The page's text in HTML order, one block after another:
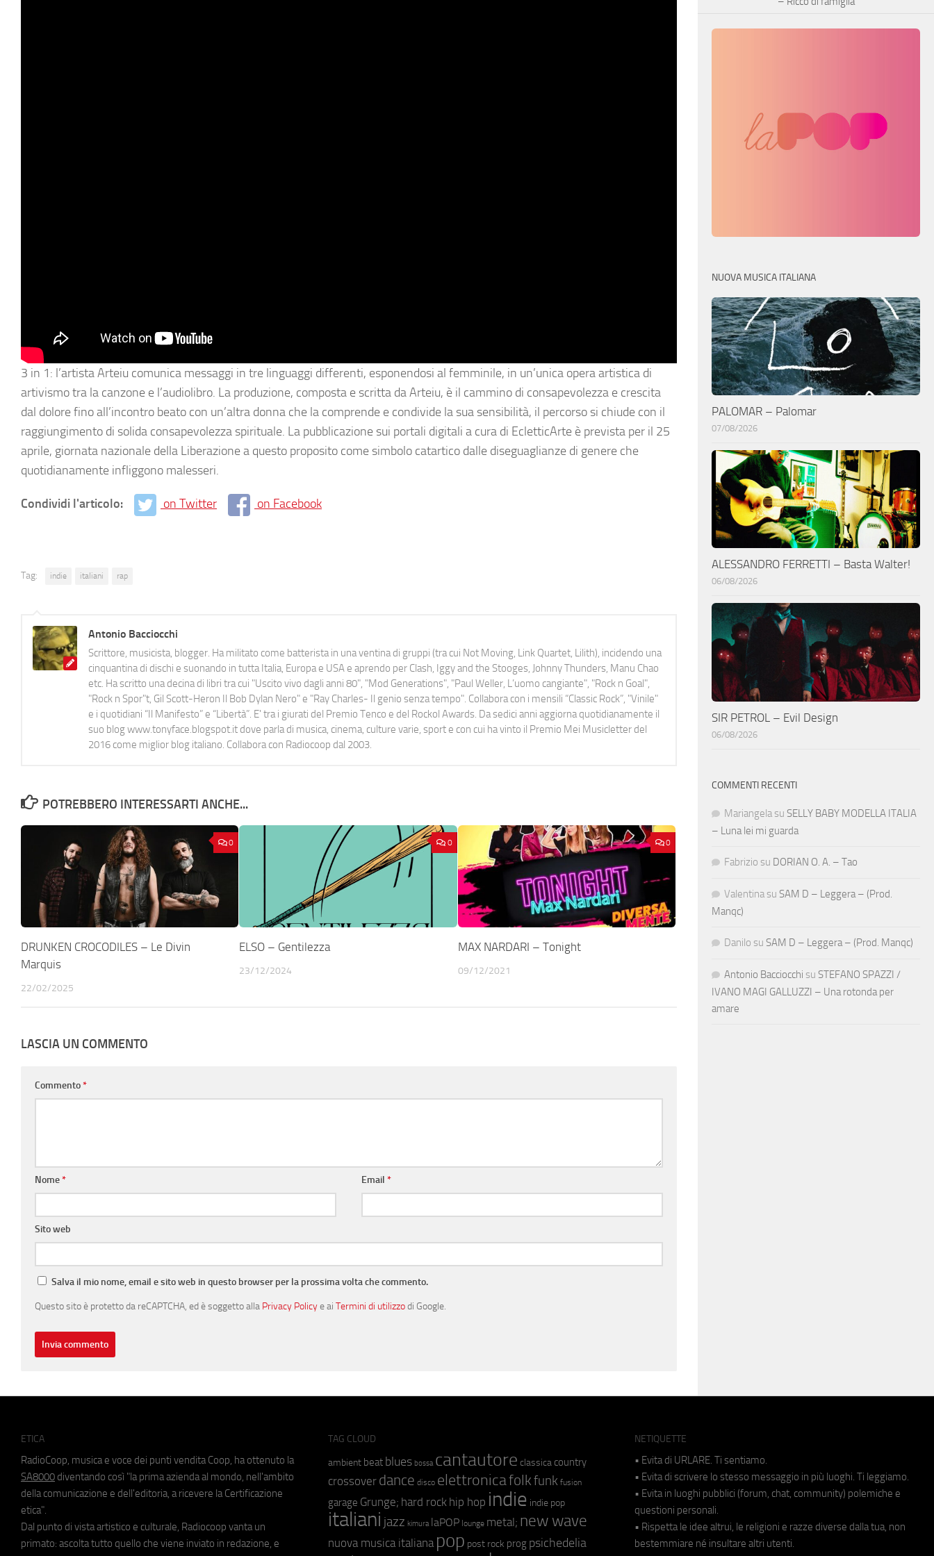
3 in 1: l’artista Arteiu comunica messaggi in tre linguaggi differenti, esponendosi al femminile, in un’unica opera artistica di
artivismo tra la canzone e l’audiolibro. La produzione, composta e scritta da Arteiu, è il cammino di consapevolezza e crescita
dal dolore fino all’incontro beato con un’altra donna che la comprende e condivide la sua sensibilità, il percorso si chiude con il
raggiungimento di solida consapevolezza spirituale. La pubblicazione sui portali digitali a cura di EcletticArte è prevista per il 25
aprile, giornata nazionale della Liberazione a questo proposito come simbolo catartico dalle diseguaglianze di genere che
quotidianamente infliggono malesseri.
Condividi l'articolo: on Twitter on Facebook
Tag: indie italiani rap
Antonio Bacciocchi
Scrittore, musicista, blogger. Ha militato come batterista in una ventina di gruppi (tra cui Not Moving, Link Quartet, Lilith), incidendo una
cinquantina di dischi e suonando in tutta Italia, Europa e USA e aprendo per Clash, Iggy and the Stooges, Johnny Thunders, Manu Chao
etc. Ha scritto una decina di libri tra cui "Uscito vivo dagli anni 80", "Mod Generations", "Paul Weller, L’uomo cangiante", "Rock n Goal",
"Rock n Spor"t, Gil Scott-Heron Il Bob Dylan Nero" e "Ray Charles- Il genio senza tempo". Collabora con i mensili “Classic Rock”, "Vinile"
e i quotidiani “Il Manifesto” e “Libertà”. E' tra i giurati del Premio Tenco e del Rockol Awards. Da sedici anni aggiorna quotidianamente il
suo blog www.tonyface.blogspot.it dove parla di musica, cinema, culture varie, sport e con cui ha vinto il Premio Mei Musicletter del
2016 come miglior blog italiano. Collabora con Radiocoop dal 2003.
POTREBBERO INTERESSARTI ANCHE...
0
DRUNKEN CROCODILES – Le Divin
Marquis
22/02/2025
0
ELSO – Gentilezza
23/12/2024
0
MAX NARDARI – Tonight
09/12/2021
LASCIA UN COMMENTO
Commento*
Nome* Email*
Sito web
Salva il mio nome, email e sito web in questo browser per la prossima volta che commento.
Questo sito è protetto da reCAPTCHA, ed è soggetto alla Privacy Policye ai Termini di utilizzodi Google.
NUOVA MUSICA ITALIANA
PALOMAR – Palomar
07/08/2026
ALESSANDRO FERRETTI – Basta Walter!
06/08/2026
SIR PETROL – Evil Design
06/08/2026
COMMENTI RECENTI
Mariangela su SELLY BABY MODELLA ITALIA
– Luna lei mi guarda
Fabrizio su DORIAN O. A. – Tao
Valentina su SAM D – Leggera – (Prod.
Manqc)
Danilo su SAM D – Leggera – (Prod. Manqc)
Antonio Bacciocchi su STEFANO SPAZZI /
IVANO MAGI GALLUZZI – Una rotonda per
amare
ETICA
RadioCoop, musica e voce dei punti vendita Coop, ha ottenuto la
SA8000 diventando così "la prima azienda al mondo, nell'ambito
della comunicazione e dell'editoria, a ricevere la Certificazione
etica".
Dal punto di vista artistico e culturale, Radiocoop vanta un
primato: ascolta tutto quello che viene inviato in redazione, e
TAG CLOUD
ambient beat blues bossa cantautore classica country
crossover dance disco elettronicafolkfunk fusion
garage Grunge; hard rock hip hop indie indie pop
italiani jazz kimura laPOP lounge metal; new wave
nuova musica italiana pop post rock prog psichedelia
NETIQUETTE
• Evita di URLARE. Ti sentiamo.
• Evita di scrivere lo stesso messaggio in più luoghi. Ti leggiamo.
• Evita in luoghi pubblici (forum, chat, community) polemiche e
questioni personali.
• Rispetta le idee altrui, le religioni e razze diverse dalla tua, non
bestemmiare né insultare altri utenti.